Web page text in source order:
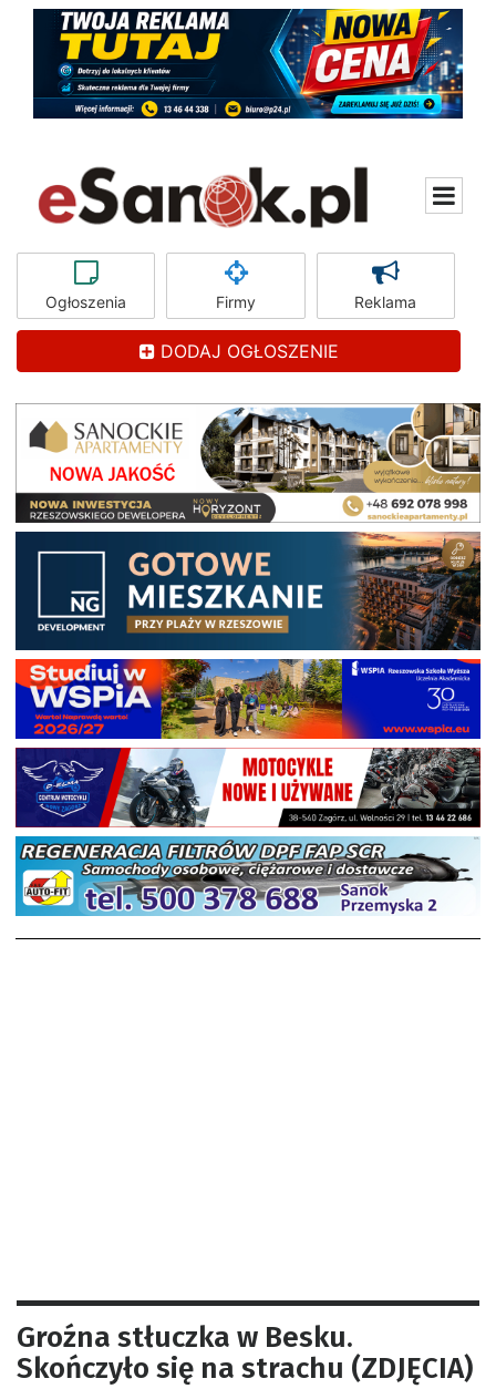
Ogłoszenia Firmy Reklama
DODAJ OGŁOSZENIE
Groźna stłuczka w Besku.
Skończyło się na strachu (ZDJĘCIA)